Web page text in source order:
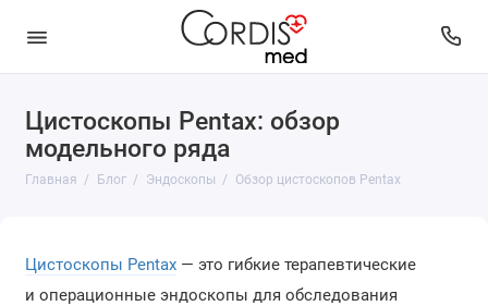
Цистоскопы Pentax: обзор
модельного ряда
Главная Блог Эндоскопы Обзор цистоскопов Pentax
Цистоскопы Pentax— это гибкие терапевтические
и операционные эндоскопы для обследования